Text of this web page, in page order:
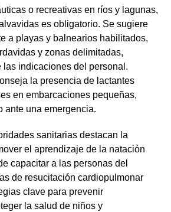
o recreativas en ríos y lagunas,
es obligatorio. Se sugiere
a playas y balnearios habilitados,
y zonas delimitadas,
las indicaciones del personal.
la presencia de lactantes
en embarcaciones pequeñas,
ante una emergencia.
sanitarias destacan la
el aprendizaje de la natación
capacitar a las personas del
de resucitación cardiopulmonar
clave para prevenir
la salud de niños y